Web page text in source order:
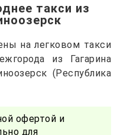
такси из
на легковом такси
из Гагарина
(Республика
офертой и
для